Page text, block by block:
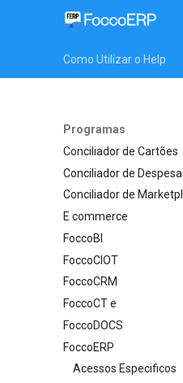
Como Utilizar o Help
Programas
Conciliador de Cartões
Conciliador de
Conciliador de
E commerce
FoccoBI
FoccoCIOT
FoccoCRM
FoccoCT e
FoccoDOCS
FoccoERP
Acessos Especificos